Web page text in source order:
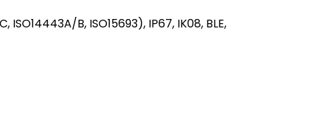
ISO14443A/B, ISO15693), IP67, IK08, BLE,